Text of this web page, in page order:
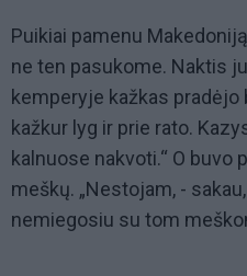
Puikiai pamenu
ne ten pasukome. Naktis
kemperyje kažkas pradėjo
kažkur lyg ir prie rato.
kalnuose nakvoti.“ O buvo
meškų. „Nestojam, -
nemiegosiu su tom